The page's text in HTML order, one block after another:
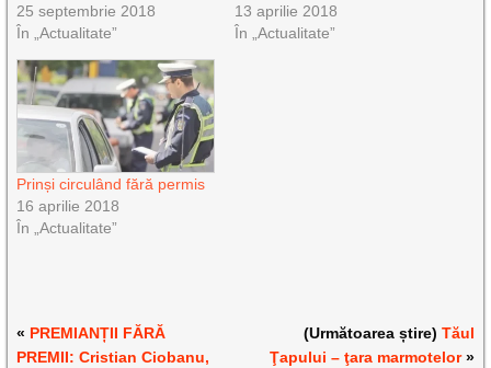
25 septembrie 2018
În „Actualitate”
13 aprilie 2018
În „Actualitate”
Prinși circulând fără permis
16 aprilie 2018
În „Actualitate”
« PREMIANȚII FĂRĂ
PREMII: Cristian Ciobanu,
(Următoarea știre) Tăul
Ţapului – ţara marmotelor»